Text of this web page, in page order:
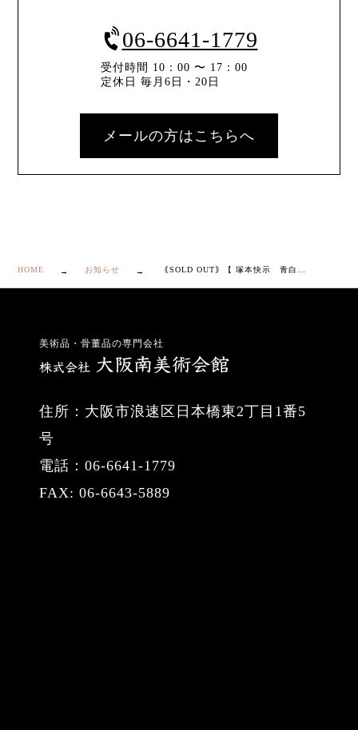
06-6641-1779
受付時間 10：00 〜 17：00
定休日 毎月6日・20日
メールの方はこちらへ
HOME お知らせ
美術品・骨董品の専門会社
住所：大阪市浪速区日本橋東2丁目1番5
号
電話：06-6641-1779
FAX: 06-6643-5889